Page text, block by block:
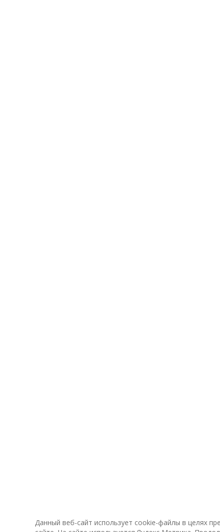
Данный веб-сайт использует cookie-файлы в целях